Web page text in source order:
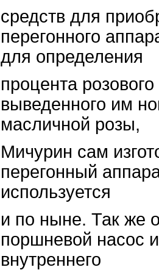
средств для
перегонного
для определения
процента
выведенного им
масличной розы,
Мичурин сам
перегонный
используется
и по ныне. Так же
поршневой насос
внутреннего